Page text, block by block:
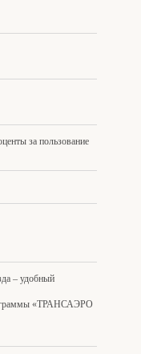
за пользование
– удобный
«ТРАНСАЭРО